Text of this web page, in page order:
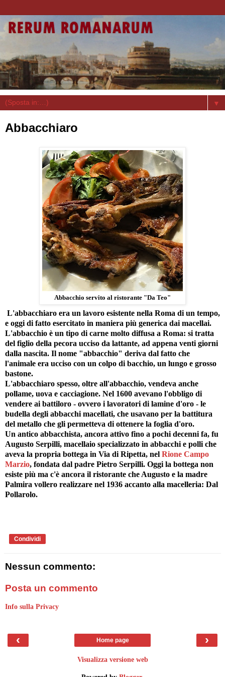
▼
Abbacchiaro
Abbacchio servito al ristorante "Da Teo"
L'abbacchiaro era un lavoro esistente nella Roma di un tempo,
e oggi di fatto esercitato in maniera più generica dai macellai.
L'abbacchio è un tipo di carne molto diffusa a Roma: si tratta
del figlio della pecora ucciso da lattante, ad appena venti giorni
dalla nascita. Il nome "abbacchio" deriva dal fatto che
l'animale era ucciso con un colpo di bacchio, un lungo e grosso
bastone.
L'abbacchiaro spesso, oltre all'abbacchio, vendeva anche
pollame, uova e cacciagione. Nel 1600 avevano l'obbligo di
vendere ai battiloro - ovvero i lavoratori di lamine d'oro - le
budella degli abbacchi macellati, che usavano per la battitura
del metallo che gli permetteva di ottenere la foglia d'oro.
Un antico abbacchista, ancora attivo fino a pochi decenni fa, fu
Augusto Serpilli, macellaio specializzato in abbacchi e polli che
aveva la propria bottega in Via di Ripetta, nel Rione Campo
Marzio, fondata dal padre Pietro Serpilli. Oggi la bottega non
esiste più ma c'è ancora il ristorante che Augusto e la madre
Palmira vollero realizzare nel 1936 accanto alla macelleria: Dal
Pollarolo.
Condividi
Nessun commento:
Posta un commento
Info sulla Privacy
‹ ›
Home page
Visualizza versione web